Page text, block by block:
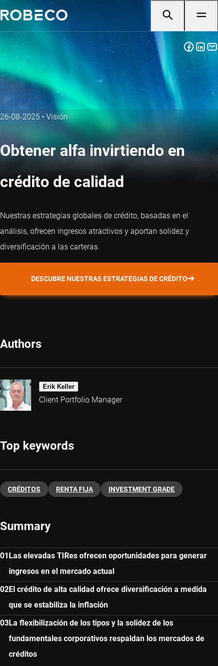
26-08-2025 • Visión
Obtener alfa invirtiendo en
crédito de calidad
Nuestras estrategias globales de crédito, basadas en el
análisis, ofrecen ingresos atractivos y aportan solidez y
diversificación a las carteras.
DESCUBRE NUESTRAS ESTRATEGIAS DE CRÉDITO
Authors
Erik Keller
Client Portfolio Manager
Top keywords
CRÉDITOS RENTA FIJA INVESTMENT GRADE
Summary
Las elevadas TIRes ofrecen oportunidades para generar
ingresos en el mercado actual
El crédito de alta calidad ofrece diversificación a medida
que se estabiliza la inflación
La flexibilización de los tipos y la solidez de los
fundamentales corporativos respaldan los mercados de
créditos